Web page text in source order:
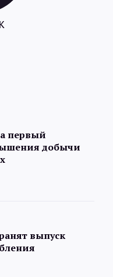
первый
добычи
выпуск